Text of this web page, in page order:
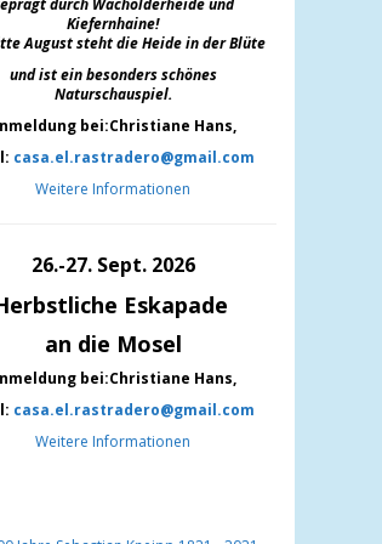
durch Wacholderheide und
Kiefernhaine!
August steht die Heide in der Blüte
und ist ein besonders schönes
Naturschauspiel.
bei:Christiane Hans,
casa.el.rastradero@gmail.com
Weitere Informationen
26.-27. Sept. 2026
Eskapade
an die Mosel
bei:Christiane Hans,
casa.el.rastradero@gmail.com
Weitere Informationen